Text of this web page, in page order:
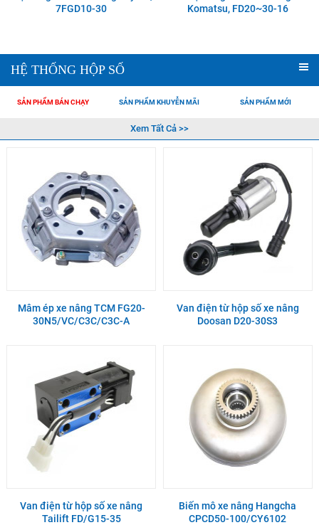
7FGD10-30
Komatsu, FD20~30-16
HỆ THỐNG HỘP SỐ
SẢN PHẨM BÁN CHẠY SẢN PHẨM KHUYỄN MÃI SẢN PHẨM MỚI
Xem Tất Cả >>
Mâm ép xe nâng TCM FG20-
30N5/VC/C3C/C3C-A
Van điện từ hộp số xe nâng
Doosan D20-30S3
Van điện từ hộp số xe nâng
Tailift FD/G15-35
Biến mô xe nâng Hangcha
CPCD50-100/CY6102